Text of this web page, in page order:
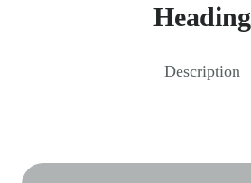
Heading
Description